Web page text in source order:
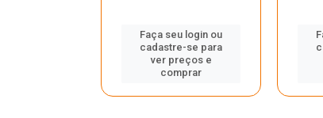
Faça seu login ou
cadastre-se para
ver preços e
comprar